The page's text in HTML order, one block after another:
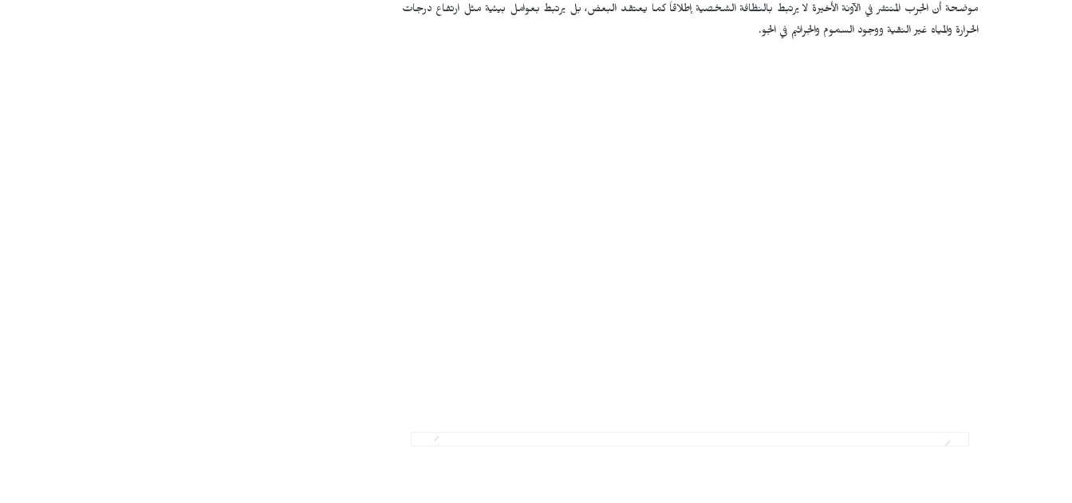
موضحة أن الجرب المنتشر في الآونة الأخيرة لا يرتبط بالنظافة الشخصية إطلاقاً كما يعتقد البعض، بل يرتبط بعوامل بيئية مثل ارتفاع درجات
الحرارة والمياه غير النقية ووجود السموم والجراثيم في الجو.